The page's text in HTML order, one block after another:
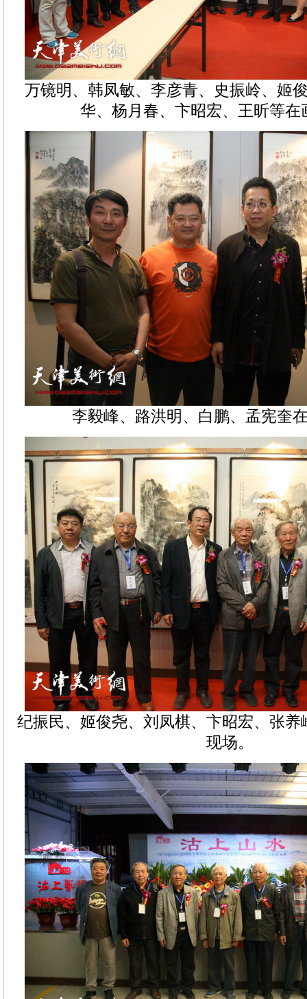
万镜明、韩凤敏、李彦青、史振岭、姬
华、杨月春、卞昭宏、王昕等在
李毅峰、路洪明、白鹏、孟宪奎
纪振民、姬俊尧、刘凤棋、卞昭宏、张
现场。